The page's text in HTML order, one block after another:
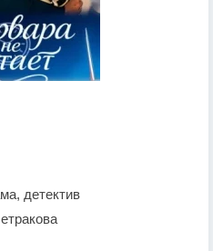
детектив